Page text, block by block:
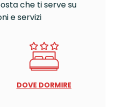
che ti serve su
e servizi
DOVE DORMIRE